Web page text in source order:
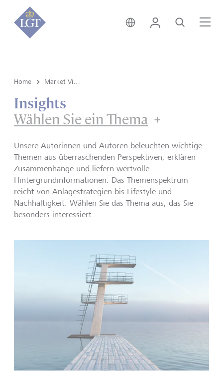
Österreich • Deutsch
Login Suche
Home
Insights
Wählen Sie ein Thema
Unsere Autorinnen und Autoren beleuchten wichtige
Themen aus überraschenden Perspektiven, erklären
Zusammenhänge und liefern wertvolle
Hintergrundinformationen. Das Themenspektrum
reicht von Anlagestrategien bis Lifestyle und
Nachhaltigkeit. Wählen Sie das Thema aus, das Sie
besonders interessiert.